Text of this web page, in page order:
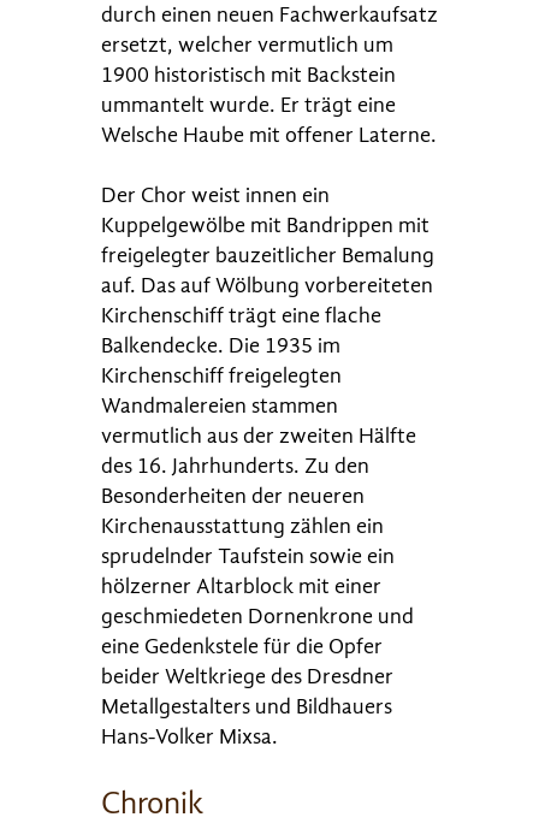
durch einen neuen Fachwerkaufsatz
ersetzt, welcher vermutlich um
1900 historistisch mit Backstein
ummantelt wurde. Er trägt eine
Welsche Haube mit offener Laterne.
Der Chor weist innen ein
Kuppelgewölbe mit Bandrippen mit
freigelegter bauzeitlicher Bemalung
auf. Das auf Wölbung vorbereiteten
Kirchenschiff trägt eine flache
Balkendecke. Die 1935 im
Kirchenschiff freigelegten
Wandmalereien stammen
vermutlich aus der zweiten Hälfte
des 16. Jahrhunderts. Zu den
Besonderheiten der neueren
Kirchenausstattung zählen ein
sprudelnder Taufstein sowie ein
hölzerner Altarblock mit einer
geschmiedeten Dornenkrone und
eine Gedenkstele für die Opfer
beider Weltkriege des Dresdner
Metallgestalters und Bildhauers
Hans-Volker Mixsa.
Chronik